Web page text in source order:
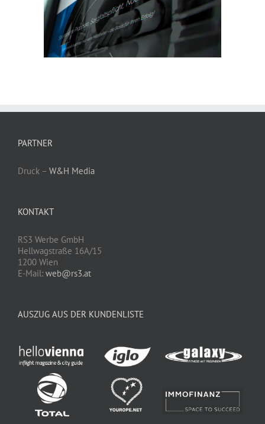
PARTNER
Druck – W&H Media
KONTAKT
RS3 Werbe GmbH
Hellwagstraße 16A/15
1200 Wien
E-Mail: web@rs3.at
AUSZUG AUS DER KUNDENLISTE